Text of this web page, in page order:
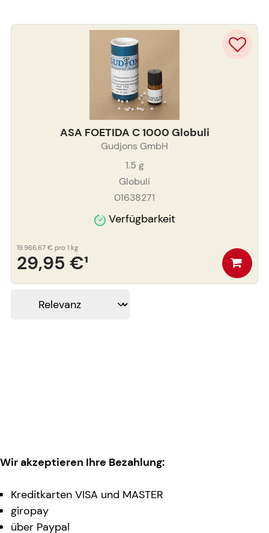
ASA FOETIDA C 1000 Globuli
Gudjons GmbH
1.5 g
Globuli
01638271
Verfügbarkeit
29,95 €¹
19.966,67 € pro 1 kg
Wir akzeptieren Ihre Bezahlung:
Kreditkarten VISA und MASTER
giropay
über Paypal